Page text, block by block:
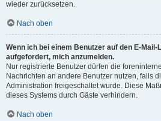
wieder zurücksetzen.
Nach oben
Wenn ich bei einem Benutzer auf den E-
aufgefordert, mich anzumelden.
Nur registrierte Benutzer dürfen die
Nachrichten an andere Benutzer nutzen, falls
Administration freigeschaltet wurde. Diese
dieses Systems durch Gäste verhindern.
Nach oben